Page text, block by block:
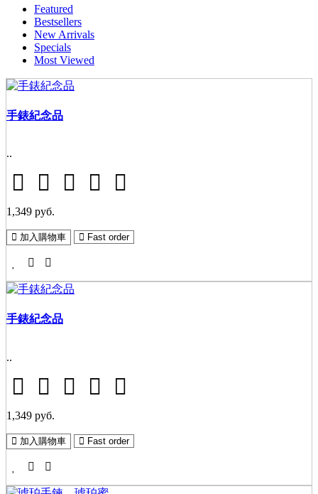
Featured
Bestsellers
New Arrivals
Specials
Most Viewed
手錶紀念品
..
1,349 руб.
加入購物車 Fast order
手錶紀念品
..
1,349 руб.
加入購物車 Fast order